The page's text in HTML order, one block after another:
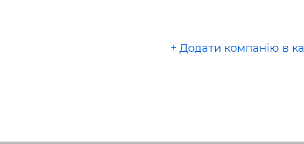
+ Додати компанію в